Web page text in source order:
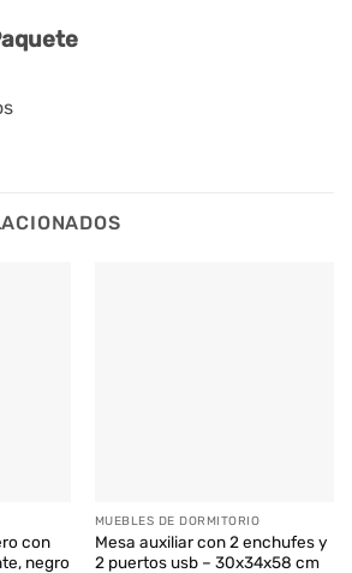
con
negro
MUEBLES DE DORMITORIO
Mesa auxiliar con 2 enchufes y
2 puertos usb – 30x34x58 cm